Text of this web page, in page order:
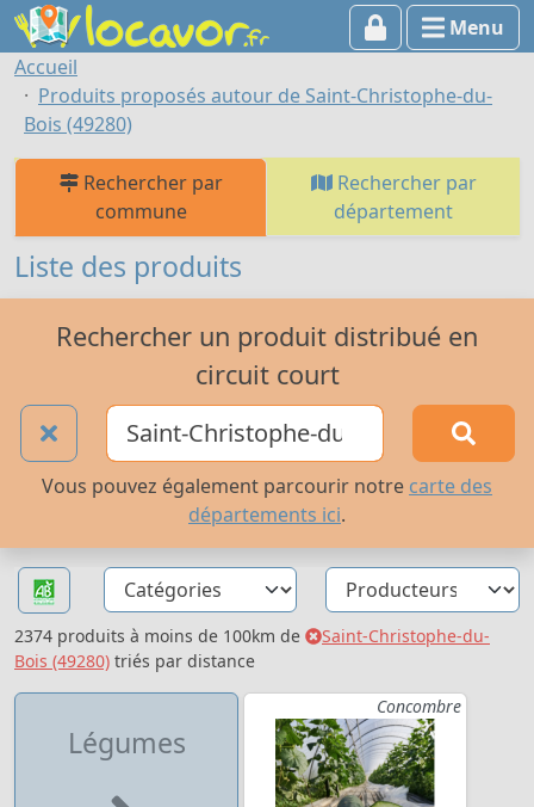
Menu
Accueil
Produits proposés autour de Saint-Christophe-du-
Bois (49280)
Rechercher par
commune
Rechercher par
département
Liste des produits
Rechercher un produit distribué en
circuit court
Vous pouvez également parcourir notre carte des
départements ici.
2374 produits à moins de 100km de
Saint-Christophe-du-
Bois (49280) triés par distance
Légumes
Concombre